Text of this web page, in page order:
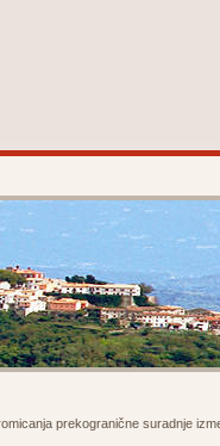
prekogranične suradnje